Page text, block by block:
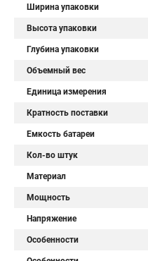
Ширина упаковки
Высота упаковки
Глубина упаковки
Объемный вес
Единица измерения
Кратность поставки
Емкость батареи
Кол-во штук
Материал
Мощность
Напряжение
Особенности